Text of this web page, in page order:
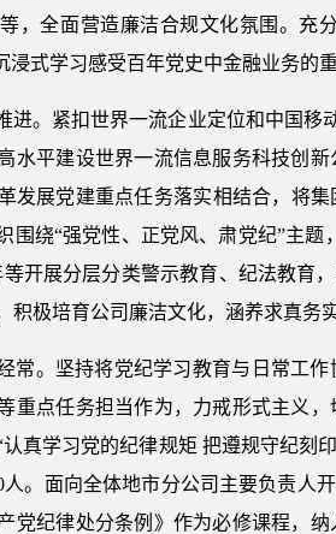
，全面营造廉洁合规文化氛围。充
浸式学习感受百年党史中金融业务的重
进。紧扣世界一流企业定位和中国移
水平建设世界一流信息服务科技创
发展党建重点任务落实相结合，将
围绕“强党性、正党风、肃党纪”主
开展分层分类警示教育、纪法教育
积极培育公司廉洁文化，涵养求真务
常。坚持将党纪学习教育与日常工
重点任务担当作为，力戒形式主义
真学习党的纪律规矩 把遵规守纪刻
。面向全体地市分公司主要负责人
党纪律处分条例》作为必修课程，